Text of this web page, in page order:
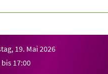
19. Mai 2026
bis 17:00